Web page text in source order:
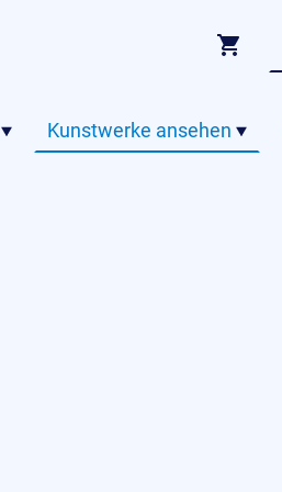
Kunstwerke ansehen